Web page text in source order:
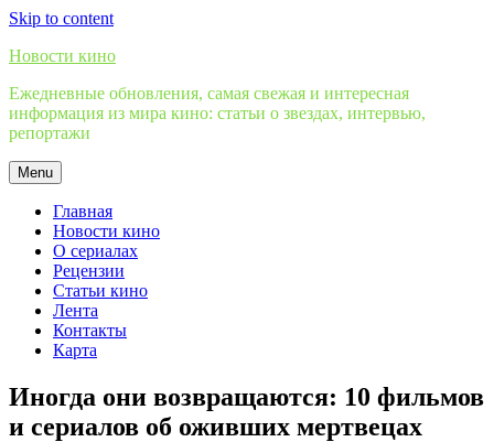
Skip to content
Новости кино
Ежедневные обновления, самая свежая и интересная
информация из мира кино: статьи о звездах, интервью,
репортажи
Menu
Главная
Новости кино
О сериалах
Рецензии
Статьи кино
Лента
Контакты
Карта
Иногда они возвращаются: 10 фильмов
и сериалов об оживших мертвецах